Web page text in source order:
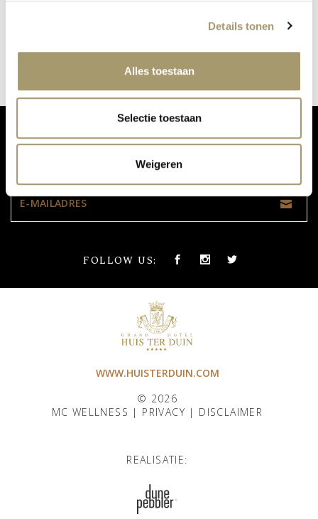
Details tonen
Alles toestaan
Selectie toestaan
Weigeren
MIS ONZE UPDATES NIET:
FOLLOW US:
WWW.HUISTERDUIN.COM
© 2026
MC WELLNESS | PRIVACY | DISCLAIMER
REALISATIE: